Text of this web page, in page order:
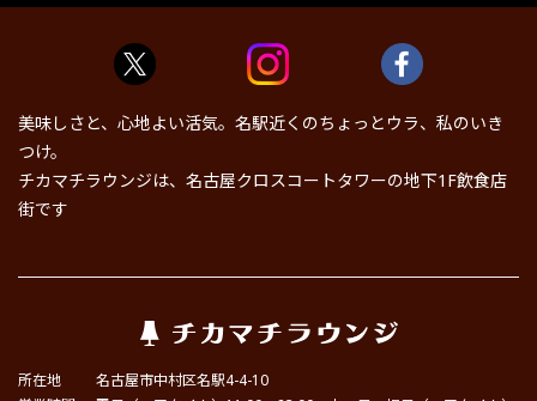
美味しさと、心地よい活気。名駅近くのちょっとウラ、私のいき
つけ。
チカマチラウンジは、名古屋クロスコートタワーの地下1F飲食店
街です
所在地
名古屋市中村区名駅4-4-10